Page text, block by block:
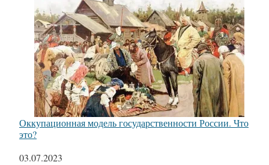
Оккупационная модель государственности России. Что
это?
Дата
03.07.2023